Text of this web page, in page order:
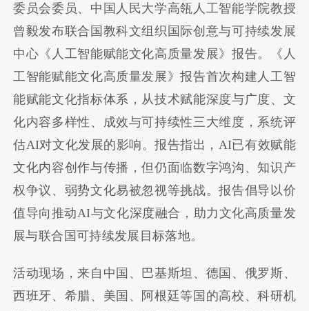
委员会委员、中国人民大学高瓴人工智能学院教授
曾毅发布联合国教科文组织国际创意与可持续发展
中心《人工智能赋能文化高质量发展》报告。《人
工智能赋能文化高质量发展》报告首次构建人工智
能赋能文化指标体系，从技术赋能深度与广度、文
化内容多样性、成效与可持续性三大维度，系统评
估AI对文化发展的影响。报告指出，AI已有效赋能
文化内容创作与传播，但仍面临数字鸿沟、知识产
权争议、弱势文化易被忽视等挑战。报告倡导以价
值导向推动AI与文化深度融合，助力文化高质量发
展与联合国可持续发展目标落地。
活动现场，来自中国、巴基斯坦、德国、俄罗斯、
西班牙、希腊、美国、阿根廷等国的高校、科研机